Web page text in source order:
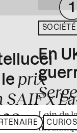
prix
SAIF x La
SOCIÉTÉ
En
Loin de